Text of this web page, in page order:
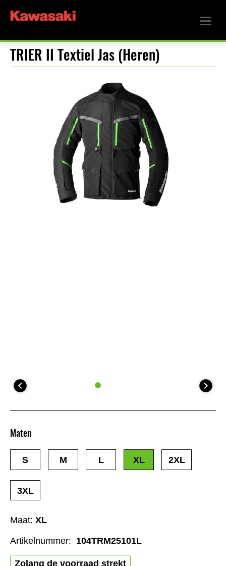
TRIER II Textiel Jas (Heren)
Maat: XL
Zolang de voorraad strekt
Maten
S M L XL 2XL
3XL
Artikelnummer: 104TRM25101L